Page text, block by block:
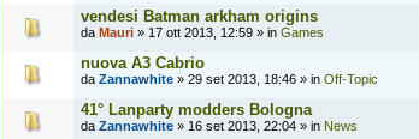
vendesi Batman arkham origins
da Mauri » 17 ott 2013, 12:59 » in Games
nuova A3 Cabrio
da Zannawhite » 29 set 2013, 18:46 » in Off-Topic
41° Lanparty modders Bologna
da Zannawhite » 16 set 2013, 22:04 » in News